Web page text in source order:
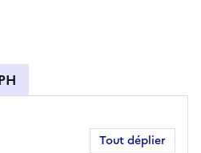
Tout déplier